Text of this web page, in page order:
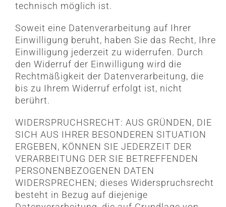
technisch möglich ist.
Soweit eine Datenverarbeitung auf Ihrer
Einwilligung beruht, haben Sie das Recht, Ihre
Einwilligung jederzeit zu widerrufen. Durch
den Widerruf der Einwilligung wird die
Rechtmäßigkeit der Datenverarbeitung, die
bis zu Ihrem Widerruf erfolgt ist, nicht
berührt.
WIDERSPRUCHSRECHT: AUS GRÜNDEN, DIE
SICH AUS IHRER BESONDEREN SITUATION
ERGEBEN, KÖNNEN SIE JEDERZEIT DER
VERARBEITUNG DER SIE BETREFFENDEN
PERSONENBEZOGENEN DATEN
WIDERSPRECHEN; dieses Widerspruchsrecht
besteht in Bezug auf diejenige